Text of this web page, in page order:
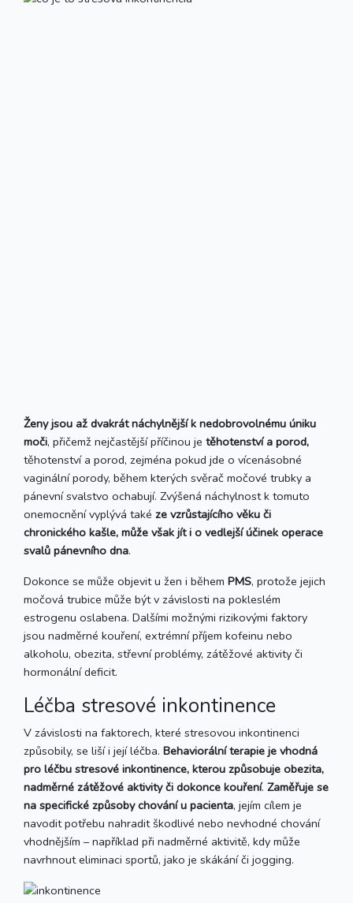
Ženy jsou až dvakrát náchylnější k nedobrovolnému úniku
moči, přičemž nejčastější příčinou je těhotenství a porod,
těhotenství a porod, zejména pokud jde o vícenásobné
vaginální porody, během kterých svěrač močové trubky a
pánevní svalstvo ochabují. Zvýšená náchylnost k tomuto
onemocnění vyplývá také ze vzrůstajícího věku či
chronického kašle, může však jít i o vedlejší účinek operace
svalů pánevního dna.
Dokonce se může objevit u žen i během PMS, protože jejich
močová trubice může být v závislosti na pokleslém
estrogenu oslabena. Dalšími možnými rizikovými faktory
jsou nadměrné kouření, extrémní příjem kofeinu nebo
alkoholu, obezita, střevní problémy, zátěžové aktivity či
hormonální deficit.
Léčba stresové inkontinence
V závislosti na faktorech, které stresovou inkontinenci
způsobily, se liší i její léčba. Behaviorální terapie je vhodná
pro léčbu stresové inkontinence, kterou způsobuje obezita,
nadměrné zátěžové aktivity či dokonce kouření. Zaměřuje se
na specifické způsoby chování u pacienta, jejím cílem je
navodit potřebu nahradit škodlivé nebo nevhodné chování
vhodnějším – například při nadměrné aktivitě, kdy může
navrhnout eliminaci sportů, jako je skákání či jogging.